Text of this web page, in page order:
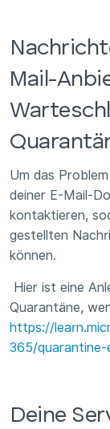
Mail-
Um das
deiner E-Mail-
kontaktieren,
gestellten
können.
Hier ist eine
Quarantäne,
https://
365/
Deine